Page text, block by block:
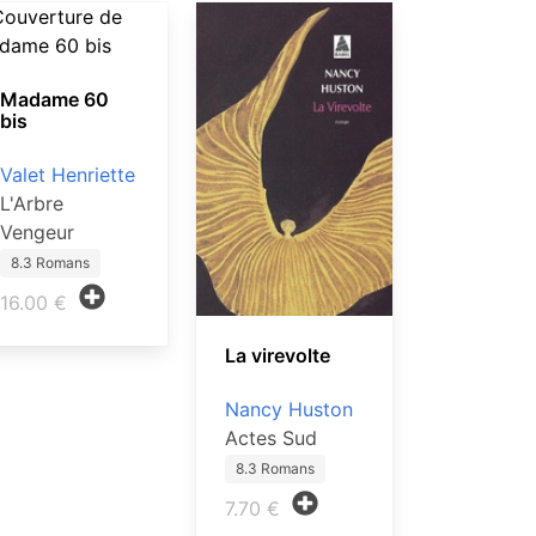
Madame 60
bis
Valet Henriette
L'Arbre
Vengeur
8.3 Romans
16.00 €
La virevolte
Nancy Huston
Actes Sud
8.3 Romans
7.70 €